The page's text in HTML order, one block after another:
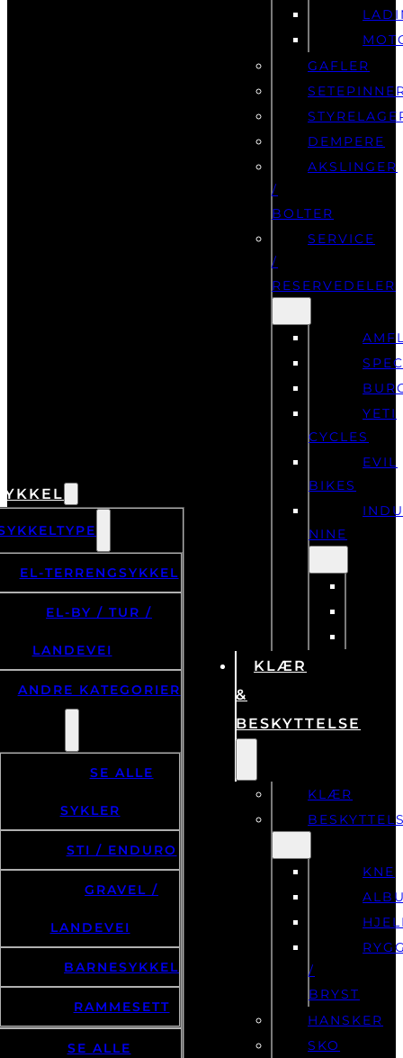
EL-TERRENGSYKKEL
EL-BY / TUR /
LANDEVEI
ANDRE KATEGORIER
SE ALLE
SYKLER
STI / ENDURO
GRAVEL /
LANDEVEI
BARNESYKKEL
RAMMESETT
SE ALLE
GAFLER
DEMPERE
AKSLINGER
/
BOLTER
SERVICE
/
RESERVEDELER
YETI
CYCLES
EVIL
BIKES
NINE
KLÆR
&
BESKYTTELSE
KLÆR
KNE
/
BRYST
HANSKER
SKO